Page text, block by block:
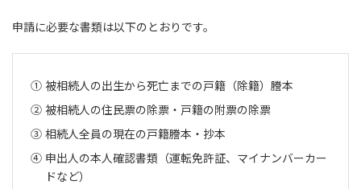
申請に必要な書類は以下のとおりです。
被相続人の出生から死亡までの戸籍（除籍）謄本
被相続人の住民票の除票・戸籍の附票の除票
相続人全員の現在の戸籍謄本・抄本
申出人の本人確認書類（運転免許証、マイナンバーカー
ドなど）